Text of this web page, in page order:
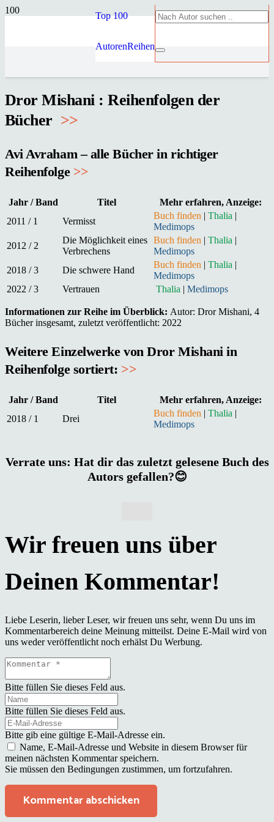
Top 100
AutorenReihen
Dror Mishani : Reihenfolgen der
Bücher >>
Avi Avraham – alle Bücher in richtiger
Reihenfolge >>
Jahr / Band Titel
Mehr erfahren, Anzeige:
2011 / 1
Vermisst
Buch finden | Thalia |
Medimops
2012 / 2
Die Möglichkeit eines
Verbrechens
Buch finden | Thalia |
Medimops
2018 / 3
Die schwere Hand
Buch finden | Thalia |
Medimops
2022 / 3
Vertrauen Thalia | Medimops
Informationen zur Reihe im Überblick: Autor: Dror Mishani, 4
Bücher insgesamt, zuletzt veröffentlicht: 2022
Weitere Einzelwerke von Dror Mishani in
Reihenfolge sortiert: >>
Jahr / Band Titel
Mehr erfahren, Anzeige:
2018 / 1
Drei
Buch finden | Thalia |
Medimops
Verrate uns: Hat dir das zuletzt gelesene Buch des
Autors gefallen?😊
Liebe Leserin, lieber Leser, wir freuen uns sehr, wenn Du uns im
Kommentarbereich deine Meinung mitteilst. Deine E-Mail wird von
uns weder veröffentlicht noch erhälst Du Werbung.
Bitte füllen Sie dieses Feld aus.
Bitte füllen Sie dieses Feld aus.
Bitte gib eine gültige E-Mail-Adresse ein.
Name, E-Mail-Adresse und Website in diesem Browser für
meinen nächsten Kommentar speichern.
Sie müssen den Bedingungen zustimmen, um fortzufahren.
Kommentar abschicken